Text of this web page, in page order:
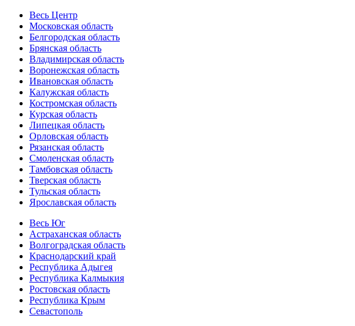
Весь Центр
Московская область
Белгородская область
Брянская область
Владимирская область
Воронежская область
Ивановская область
Калужская область
Костромская область
Курская область
Липецкая область
Орловская область
Рязанская область
Смоленская область
Тамбовская область
Тверская область
Тульская область
Ярославская область
Весь Юг
Астраханская область
Волгоградская область
Краснодарский край
Республика Адыгея
Республика Калмыкия
Ростовская область
Республика Крым
Севастополь